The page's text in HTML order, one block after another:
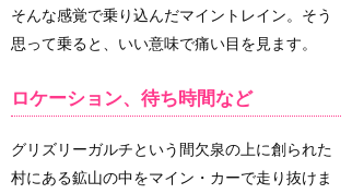
そんな感覚で乗り込んだマイントレイン。そう
思って乗ると、いい意味で痛い目を見ます。
ロケーション、待ち時間など
グリズリーガルチという間欠泉の上に創られた
村にある鉱山の中をマイン・カーで走り抜けま